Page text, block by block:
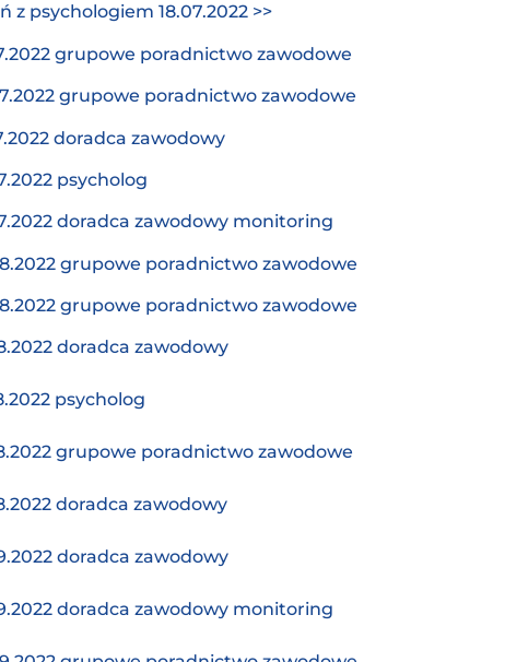
psychologiem 18.07.2022 >>
grupowe poradnictwo zawodowe
grupowe poradnictwo zawodowe
doradca zawodowy
psycholog
doradca zawodowy monitoring
grupowe poradnictwo zawodowe
grupowe poradnictwo zawodowe
doradca zawodowy
psycholog
grupowe poradnictwo zawodowe
doradca zawodowy
doradca zawodowy
doradca zawodowy monitoring